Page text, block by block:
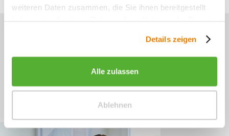
weiteren Daten zusammen, die Sie ihnen bereitgestellt
Details zeigen
Alle zulassen
Ablehnen
Sie haben Fragen zu unseren
+49 (0)4244 965 34 04
Mo - Do, 09:00 - 16:00 Uhr
und Fr, 09:00 - 13:00 Uhr